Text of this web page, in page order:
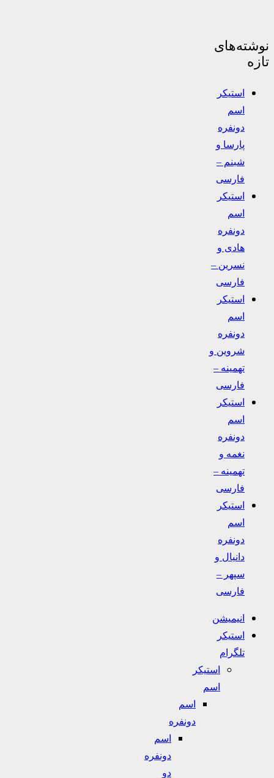
نوشته‌های
تازه
استیکر
اسم
دونفره
پارسا و
شبنم –
فارسی
استیکر
اسم
دونفره
هادی و
نسرین –
فارسی
استیکر
اسم
دونفره
شروین و
تهمینه –
فارسی
استیکر
اسم
دونفره
نغمه و
تهمینه –
فارسی
استیکر
اسم
دونفره
دانیال و
سپهر –
فارسی
انیمیشن
استیکر
تلگرام
استیکر
اسم
اسم
دونفره
اسم
دونفره
دو